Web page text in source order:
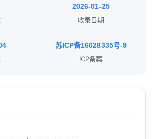
2026-01-25
收录日期
苏ICP备16028335号-9
ICP备案